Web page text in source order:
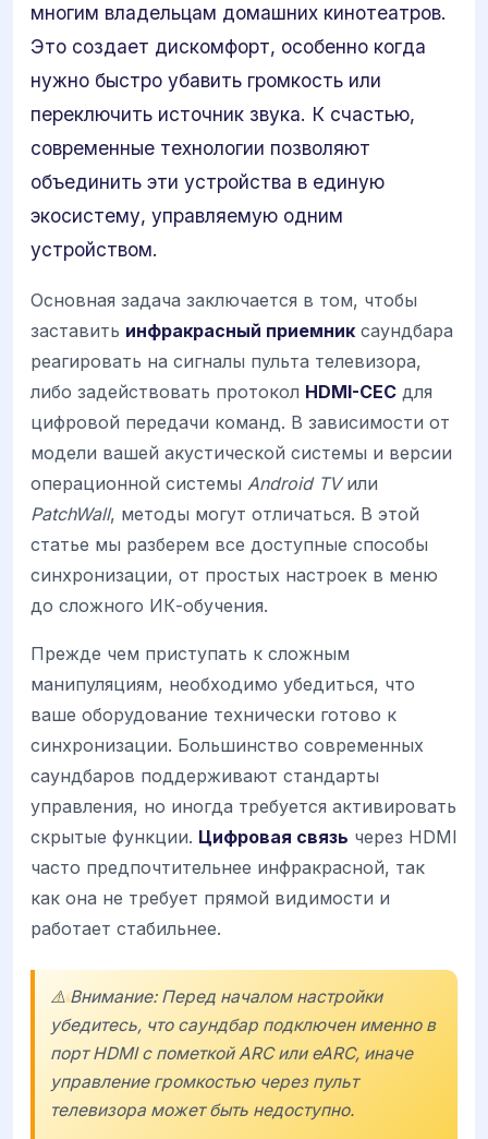
многим владельцам домашних кинотеатров.
Это создает дискомфорт, особенно когда
нужно быстро убавить громкость или
переключить источник звука. К счастью,
современные технологии позволяют
объединить эти устройства в единую
экосистему, управляемую одним
устройством.
Основная задача заключается в том, чтобы
заставить инфракрасный приемник саундбара
реагировать на сигналы пульта телевизора,
либо задействовать протокол HDMI-CEC для
цифровой передачи команд. В зависимости от
модели вашей акустической системы и версии
операционной системы Android TVили
PatchWall, методы могут отличаться. В этой
статье мы разберем все доступные способы
синхронизации, от простых настроек в меню
до сложного ИК-обучения.
Прежде чем приступать к сложным
манипуляциям, необходимо убедиться, что
ваше оборудование технически готово к
синхронизации. Большинство современных
саундбаров поддерживают стандарты
управления, но иногда требуется активировать
скрытые функции. Цифровая связь через HDMI
часто предпочтительнее инфракрасной, так
как она не требует прямой видимости и
работает стабильнее.
⚠️ Внимание: Перед началом настройки
убедитесь, что саундбар подключен именно в
порт HDMI с пометкой ARC или eARC, иначе
управление громкостью через пульт
телевизора может быть недоступно.